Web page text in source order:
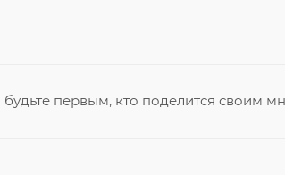
первым, кто поделится своим